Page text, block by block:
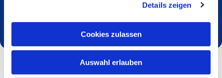
Details zeigen
Cookies zulassen
Auswahl erlauben
Dies könnte Sie auch interessieren